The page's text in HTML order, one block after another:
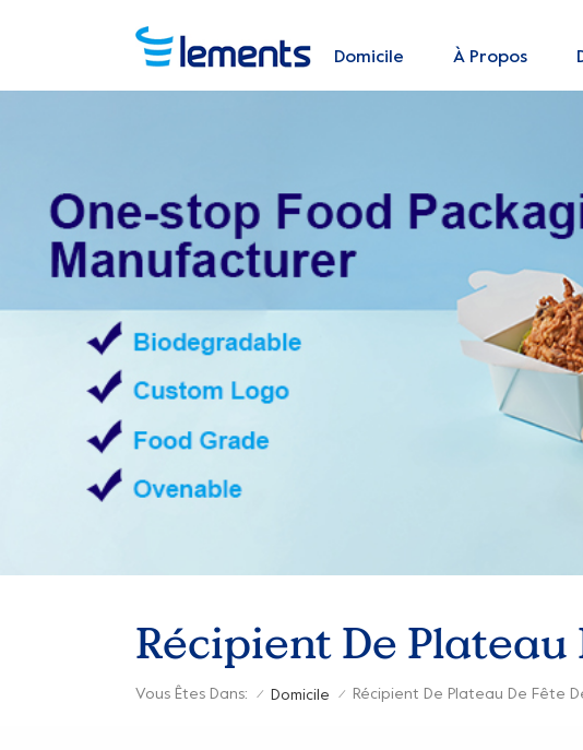
Domicile À Propos
Récipient De Plateau
Vous Êtes Dans: / Domicile / Récipient De Plateau De Fête